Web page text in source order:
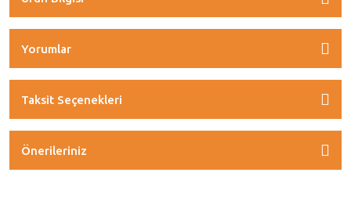
Yorumlar
Taksit Seçenekleri
Önerileriniz